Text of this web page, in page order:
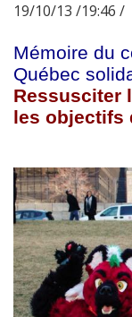
19/10/13 /19:46 /
Mémoire du
Québec
Ressusciter
les objectifs